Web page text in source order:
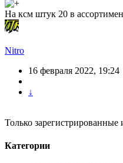
На ксм штук 20 в
Nitro
16 февраля 2022, 19:24
↓
Только зарегистрированные
Категории